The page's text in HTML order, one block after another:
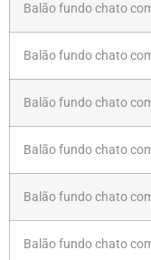
Balão fundo chato
Balão fundo chato
Balão fundo chato
Balão fundo chato
Balão fundo chato
Balão fundo chato